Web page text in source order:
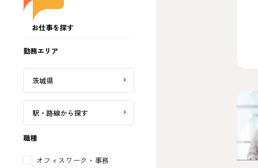
お仕事を探す
勤務エリア
茨城県
駅・路線から探す
職種
オフィスワーク・事務